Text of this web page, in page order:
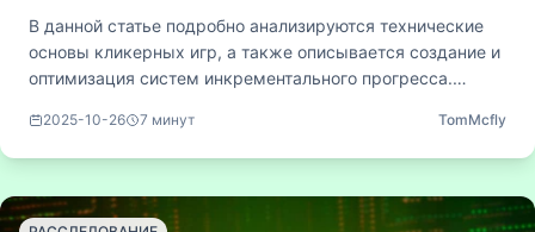
инкрементальных систем
В данной статье подробно анализируются технические
основы кликерных игр, а также описывается создание и
оптимизация систем инкрементального прогресса.
масштабирования ресурсов и методы синхронизации
между клиентом и сервером, обеспечивающие
2025-10-26 7 минут TomMcfly